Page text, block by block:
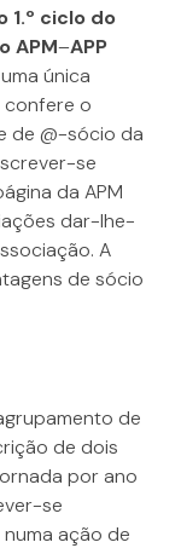
1.º ciclo do
APM–APP
única
o
de @-sócio da
se
da APM
dar-lhe-
A
de sócio
de
de dois
por ano
se
ação de